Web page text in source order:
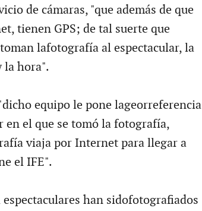
de cámaras, "que además de que
tienen GPS; de tal suerte que
lafotografía al espectacular, la
la hora".
equipo le pone lageorreferencia
en el que se tomó la fotografía,
viaja por Internet para llegar a
el IFE".
han sidofotografiados